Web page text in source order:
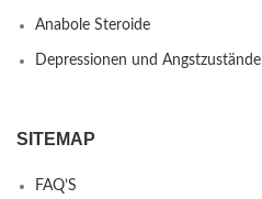
Anabole Steroide
Depressionen und Angstzustände
SITEMAP
FAQ’S